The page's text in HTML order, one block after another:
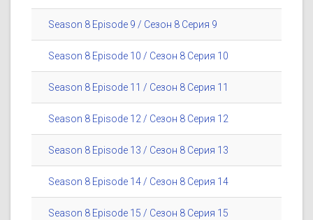
Season 8 Episode 9 / Сезон 8 Серия 9
Season 8 Episode 10 / Сезон 8 Серия 10
Season 8 Episode 11 / Сезон 8 Серия 11
Season 8 Episode 12 / Сезон 8 Серия 12
Season 8 Episode 13 / Сезон 8 Серия 13
Season 8 Episode 14 / Сезон 8 Серия 14
Season 8 Episode 15 / Сезон 8 Серия 15